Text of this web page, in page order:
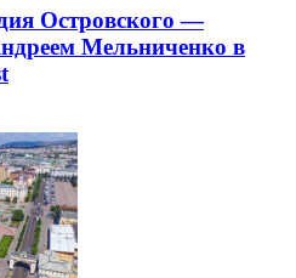
Островского —
Мельниченко в